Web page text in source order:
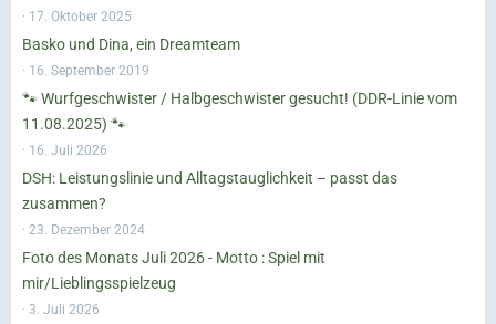
17. Oktober 2025
Basko und Dina, ein Dreamteam
16. September 2019
🐾 Wurfgeschwister / Halbgeschwister gesucht! (DDR-Linie vom
11.08.2025) 🐾
16. Juli 2026
DSH: Leistungslinie und Alltagstauglichkeit – passt das
zusammen?
23. Dezember 2024
Foto des Monats Juli 2026 - Motto : Spiel mit
mir/Lieblingsspielzeug
3. Juli 2026